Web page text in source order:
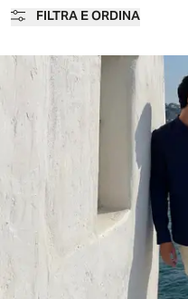
FILTRA E ORDINA